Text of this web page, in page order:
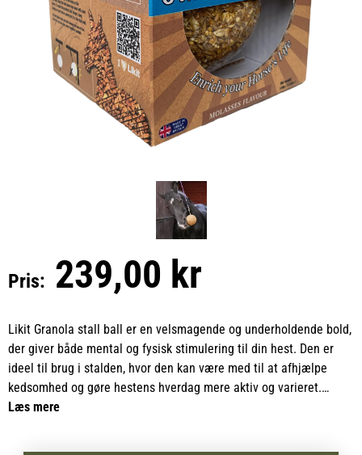
Pris: 239,00 kr
Likit Granola stall ball er en velsmagende og underholdende bold,
der giver både mental og fysisk stimulering til din hest. Den er
ideel til brug i stalden, hvor den kan være med til at afhjælpe
kedsomhed og gøre hestens hverdag mere aktiv og varieret.
Læs mere